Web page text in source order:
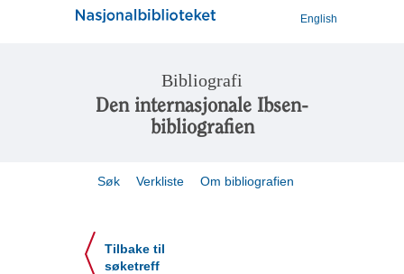
English
Bibliografi
Den internasjonale Ibsen-
bibliografien
Søk Verkliste Om bibliografien
Tilbake til
søketreff